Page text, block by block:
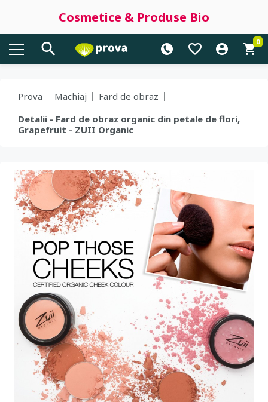
Cosmetice & Produse Bio
0
Prova Machiaj
Fard de obraz
Detalii - Fard de obraz organic din petale de flori,
Grapefruit - ZUII Organic